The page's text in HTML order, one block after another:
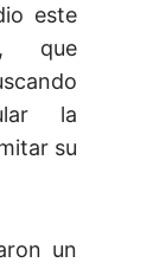
este
que
la
su
un